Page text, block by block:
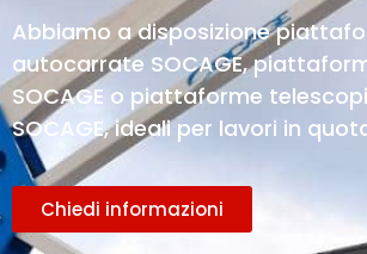
Abbiamo a disposizione
autocarrate SOCAGE,
SOCAGE o piattaforme
SOCAGE, ideali per lavori in
Chiedi informazioni